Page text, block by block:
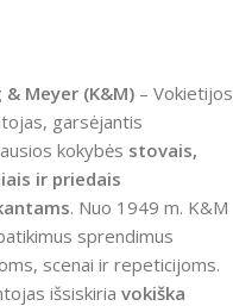
& Meyer (K&M)– Vokietijos
garsėjantis
kokybės stovais,
ir priedais
. Nuo 1949 m. K&M
sprendimus
scenai ir repeticijoms.
išsiskiria vokiška